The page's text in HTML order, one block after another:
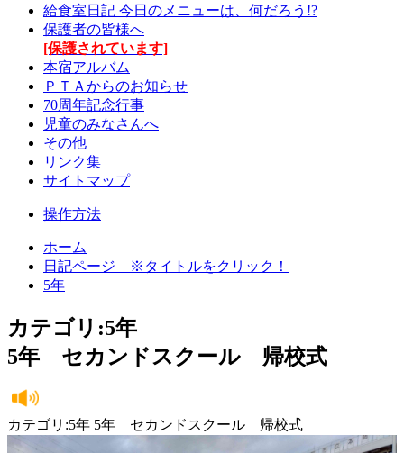
給食室日記 今日のメニューは、何だろう!?
保護者の皆様へ
[保護されています]
本宿アルバム
ＰＴＡからのお知らせ
70周年記念行事
児童のみなさんへ
その他
リンク集
サイトマップ
操作方法
ホーム
日記ページ ※タイトルをクリック！
5年
カテゴリ:5年
5年 セカンドスクール 帰校式
カテゴリ:5年 5年 セカンドスクール 帰校式